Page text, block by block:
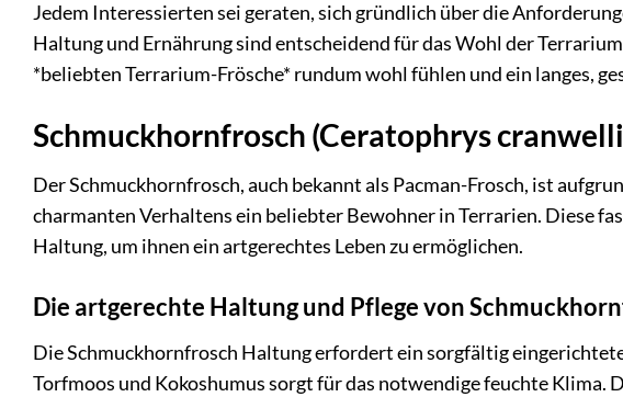
Jedem Interessierten sei geraten, sich gründlich über die
Haltung und Ernährung sind entscheidend für das Wohl der
*beliebten Terrarium-Frösche* rundum wohl fühlen und ein langes,
Schmuckhornfrosch (Ceratophrys
Der Schmuckhornfrosch, auch bekannt als Pacman-Frosch, ist
charmanten Verhaltens ein beliebter Bewohner in Terrarien. Diese
Haltung, um ihnen ein artgerechtes Leben zu ermöglichen.
Die artgerechte Haltung und Pflege von
Die Schmuckhornfrosch Haltung erfordert ein sorgfältig
Torfmoos und Kokoshumus sorgt für das notwendige feuchte Klima.